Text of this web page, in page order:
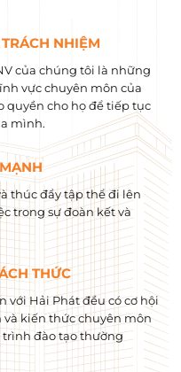
NHIỆM
của chúng tôi là những
vực chuyên môn của
quyền cho họ để tiếp tục
mình.
thúc đẩy tập thể đi lên
trong sự đoàn kết và
THỨC
với Hải Phát đều có cơ hội
kiến ​​thức chuyên môn
đào tạo thường